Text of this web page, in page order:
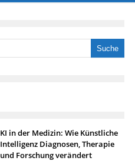
KI in der Medizin: Wie Künstliche
Intelligenz Diagnosen, Therapie
und Forschung verändert